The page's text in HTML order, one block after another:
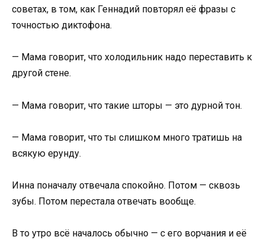
советах, в том, как Геннадий повторял её фразы с
точностью диктофона.
— Мама говорит, что холодильник надо переставить к
другой стене.
— Мама говорит, что такие шторы — это дурной тон.
— Мама говорит, что ты слишком много тратишь на
всякую ерунду.
Инна поначалу отвечала спокойно. Потом — сквозь
зубы. Потом перестала отвечать вообще.
В то утро всё началось обычно — с его ворчания и её